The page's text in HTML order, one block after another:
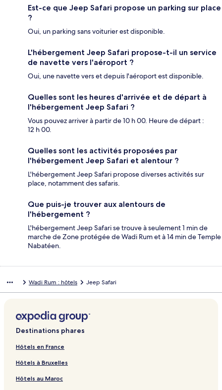
Est-ce que Jeep Safari propose un parking sur place
?
Oui, un parking sans voiturier est disponible.
L'hébergement Jeep Safari propose-t-il un service
de navette vers l'aéroport ?
Oui, une navette vers et depuis l'aéroport est disponible.
Quelles sont les heures d'arrivée et de départ à
l'hébergement Jeep Safari ?
Vous pouvez arriver à partir de 10 h 00. Heure de départ :
12 h 00.
Quelles sont les activités proposées par
l'hébergement Jeep Safari et alentour ?
L'hébergement Jeep Safari propose diverses activités sur
place, notamment des safaris.
Que puis-je trouver aux alentours de
l'hébergement ?
L'hébergement Jeep Safari se trouve à seulement 1 min de
marche de Zone protégée de Wadi Rum et à 14 min de Temple
Nabatéen.
Wadi Rum : hôtels Jeep Safari
Destinations phares
Hôtels en France
Hôtels à Bruxelles
Hôtels au Maroc